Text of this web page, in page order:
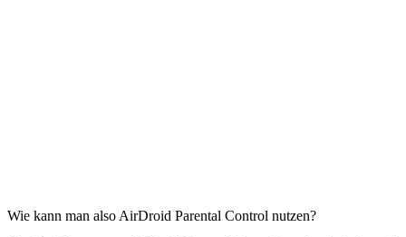
Wie kann man also AirDroid Parental Control nutzen?